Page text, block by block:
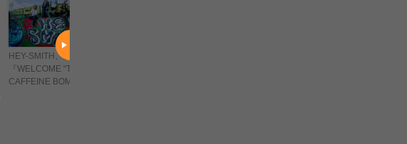
HEY-SMITH、全国ツアー
『WELCOME “TWO”
CAFFEINE BOMB TOUR』